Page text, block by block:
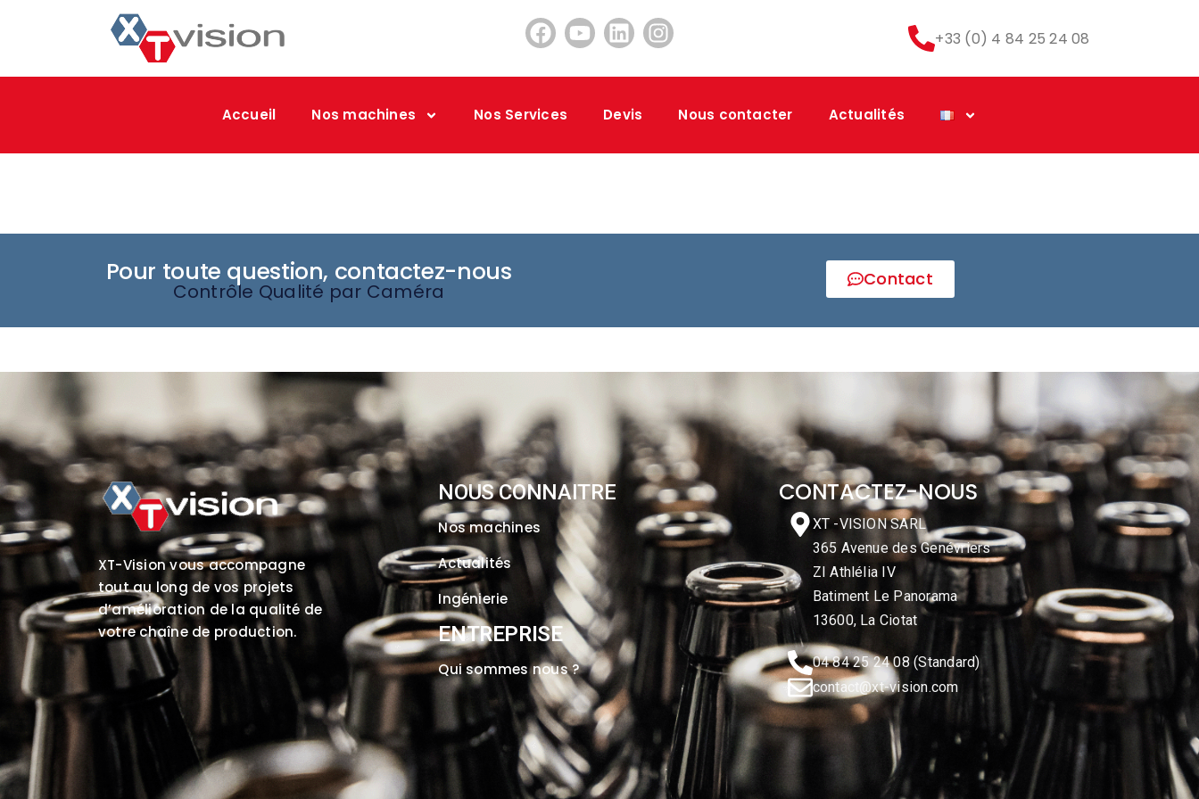
+33 (0) 4 84 25 24 08
Accueil Nos machines Nos Services Devis Nous contacter Actualités
Contact
Contrôle Qualité par Caméra
Pour toute question, contactez-nous
XT-Vision vous accompagne
tout au long de vos projets
d’amélioration de la qualité de
votre chaîne de production.
NOUS CONNAITRE
Nos machines
Actualités
Ingénierie
ENTREPRISE
Qui sommes nous ?
CONTACTEZ-NOUS
XT -VISION SARL
365 Avenue des Genévriers
ZI Athlélia IV
Batiment Le Panorama
13600, La Ciotat
04 84 25 24 08 (Standard)
contact@xt-vision.com